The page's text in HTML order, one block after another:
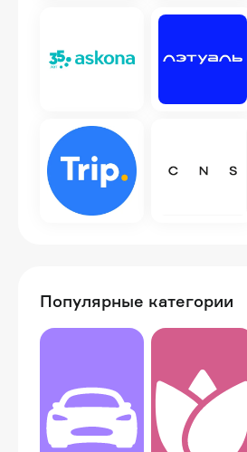
Популярные категории